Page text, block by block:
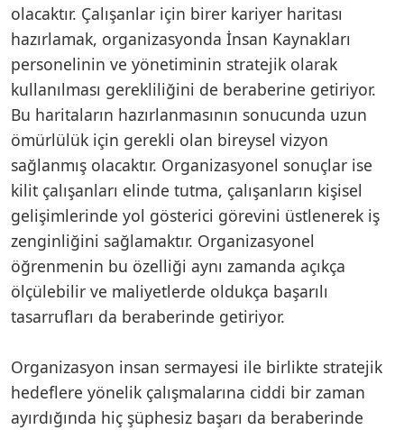
olacaktır. Çalışanlar için birer kariyer haritası
hazırlamak, organizasyonda İnsan Kaynakları
personelinin ve yönetiminin stratejik olarak
kullanılması gerekliliğini de beraberine getiriyor.
Bu haritaların hazırlanmasının sonucunda uzun
ömürlülük için gerekli olan bireysel vizyon
sağlanmış olacaktır. Organizasyonel sonuçlar ise
kilit çalışanları elinde tutma, çalışanların kişisel
gelişimlerinde yol gösterici görevini üstlenerek iş
zenginliğini sağlamaktır. Organizasyonel
öğrenmenin bu özelliği aynı zamanda açıkça
ölçülebilir ve maliyetlerde oldukça başarılı
tasarrufları da beraberinde getiriyor.
Organizasyon insan sermayesi ile birlikte stratejik
hedeflere yönelik çalışmalarına ciddi bir zaman
ayırdığında hiç şüphesiz başarı da beraberinde